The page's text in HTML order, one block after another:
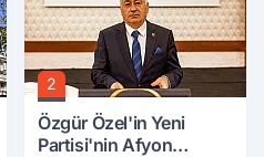
2
Özgür Özel'in Yeni
Partisi'nin Afyon